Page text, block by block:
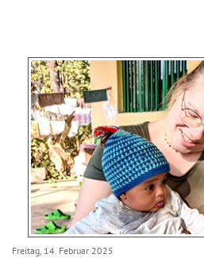
Freitag, 14. Februar 2025